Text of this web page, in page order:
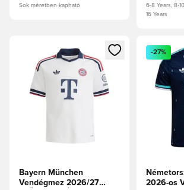
Sok méretben kapható
6-8 Years, 8-
16 Years
Megnyit egy modált a
Bayern München
Vendégmez 2026/27
Megnyit
-27%
2026-os